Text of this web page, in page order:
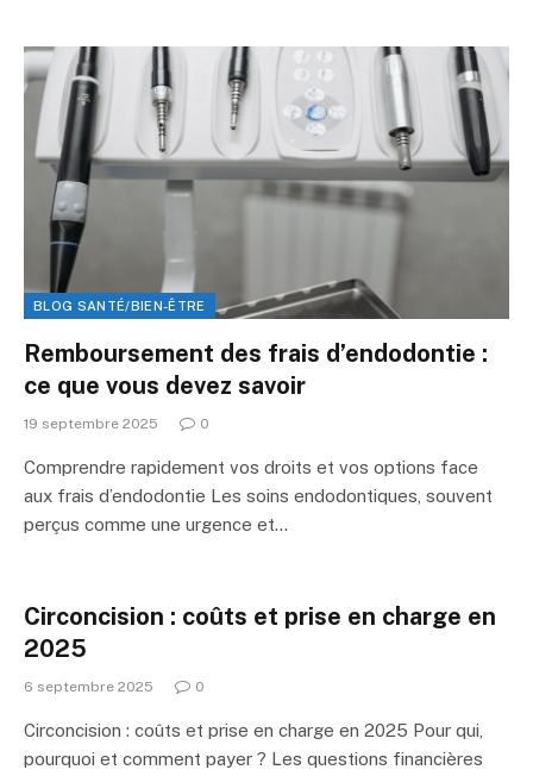
BLOG SANTÉ/BIEN-ÊTRE
Remboursement des frais d’endodontie :
ce que vous devez savoir
19 septembre 2025 0
Comprendre rapidement vos droits et vos options face
aux frais d’endodontie Les soins endodontiques, souvent
perçus comme une urgence et…
Circoncision : coûts et prise en charge en
2025
6 septembre 2025 0
Circoncision : coûts et prise en charge en 2025 Pour qui,
pourquoi et comment payer ? Les questions financières